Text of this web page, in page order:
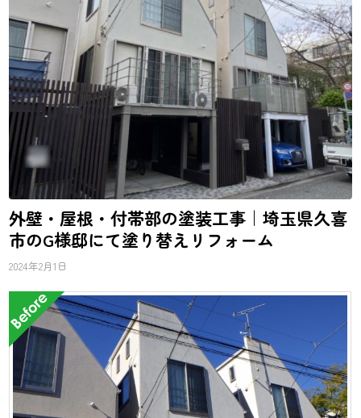
外壁・屋根・付帯部の塗装工事｜埼玉県久喜
市のG様邸にて塗り替えリフォーム
2024年2月1日